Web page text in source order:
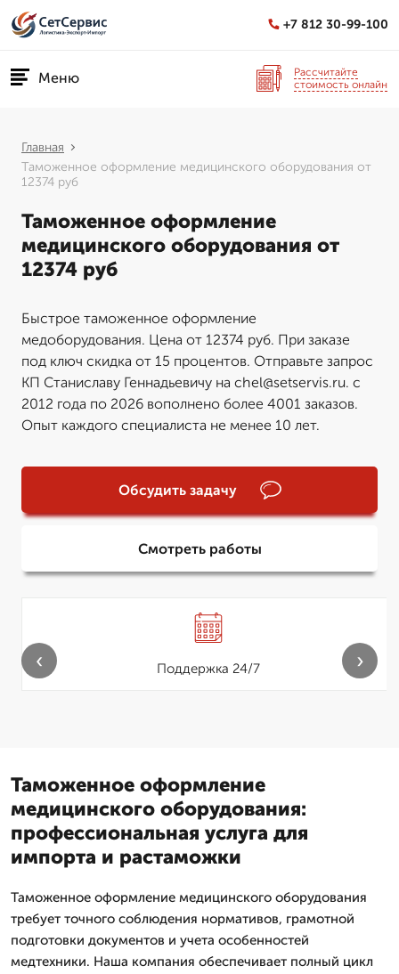
+7 812 30-99-100
Меню
Рассчитайте
стоимость онлайн
Главная
Таможенное оформление медицинского оборудования от
12374 руб
Таможенное оформление
медицинского оборудования от
12374 руб
Быстрое таможенное оформление
медоборудования. Цена от 12374 руб. При заказе
под ключ скидка от 15 процентов. Отправьте запрос
КП Станиславу Геннадьевичу на chel@setservis.ru. с
2012 года по 2026 вополнено более 4001 заказов.
Опыт каждого специалиста не менее 10 лет.
Обсудить задачу
Смотреть работы
Поддержка 24/7
‹ ›
Таможенное оформление
медицинского оборудования:
профессиональная услуга для
импорта и растаможки
Таможенное оформление медицинского оборудования
требует точного соблюдения нормативов, грамотной
подготовки документов и учета особенностей
медтехники. Наша компания обеспечивает полный цикл